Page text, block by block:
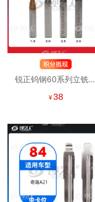
锐正钨钢60系列立铣刀
日本钨钢 钥匙机铣刀 配
¥38